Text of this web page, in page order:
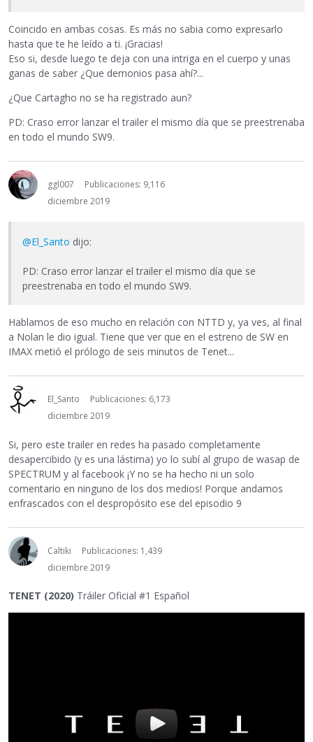
Coincido en ambas cosas. Es más no sabia como expresarlo
hasta que te he leído a ti. ¡Gracias!
Eso si, desde luego te deja con una intriga en el cuerpo y unas
ganas de saber ¿Que demonios pasa ahí?...
¿Que Cartagho no se ha registrado aun?
PD: Craso error lanzar el trailer el mismo día que se preestrenaba
en todo el mundo SW9.
ggl007
Publicaciones: 9,116
diciembre 2019
@El_Santo dijo:
PD: Craso error lanzar el trailer el mismo día que se
preestrenaba en todo el mundo SW9.
Hablamos de eso mucho en relación con NTTD y, ya ves, al final
a Nolan le dio igual. Tiene que ver que en el estreno de SW en
IMAX metió el prólogo de seis minutos de Tenet...
El_Santo
Publicaciones: 6,173
diciembre 2019
Si, pero este trailer en redes ha pasado completamente
desapercibido (y es una lástima) yo lo subí al grupo de wasap de
SPECTRUM y al facebook ¡Y no se ha hecho ni un solo
comentario en ninguno de los dos medios! Porque andamos
enfrascados con el despropósito ese del episodio 9
Caltiki
Publicaciones: 1,439
diciembre 2019
TENET (2020) Tráiler Oficial #1 Español